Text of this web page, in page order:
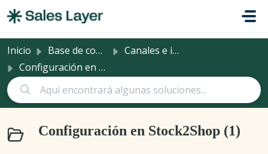
Inicio Base de conocimientos
Canales e integraciones
Configuración en Stock2Shop
Configuración en Stock2Shop (1)